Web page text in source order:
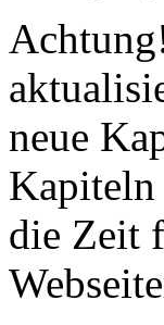
neue
Kapiteln
die Zeit